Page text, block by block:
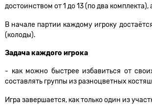
достоинством от 1 до 13 (по два
В начале партии каждому игроку
(колоды).
Задача каждого игрока
- как можно быстрее избавиться от
составлять группы из разноцветных
Игра завершается, как только один из